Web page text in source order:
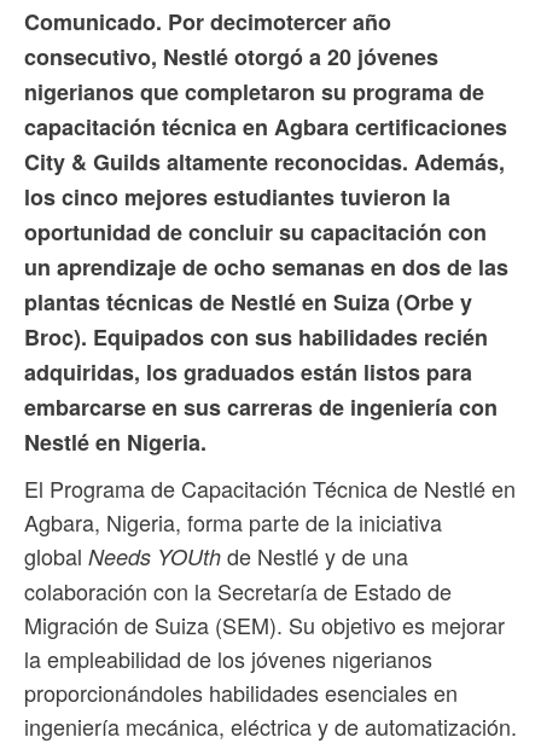
Comunicado. Por decimotercer año
consecutivo, Nestlé otorgó a 20 jóvenes
nigerianos que completaron su programa de
capacitación técnica en Agbara certificaciones
City & Guilds altamente reconocidas. Además,
los cinco mejores estudiantes tuvieron la
oportunidad de concluir su capacitación con
un aprendizaje de ocho semanas en dos de las
plantas técnicas de Nestlé en Suiza (Orbe y
Broc). Equipados con sus habilidades recién
adquiridas, los graduados están listos para
embarcarse en sus carreras de ingeniería con
Nestlé en Nigeria.
El Programa de Capacitación Técnica de Nestlé en
Agbara, Nigeria, forma parte de la iniciativa
global Needs YOUth de Nestlé y de una
colaboración con la Secretaría de Estado de
Migración de Suiza (SEM). Su objetivo es mejorar
la empleabilidad de los jóvenes nigerianos
proporcionándoles habilidades esenciales en
ingeniería mecánica, eléctrica y de automatización.